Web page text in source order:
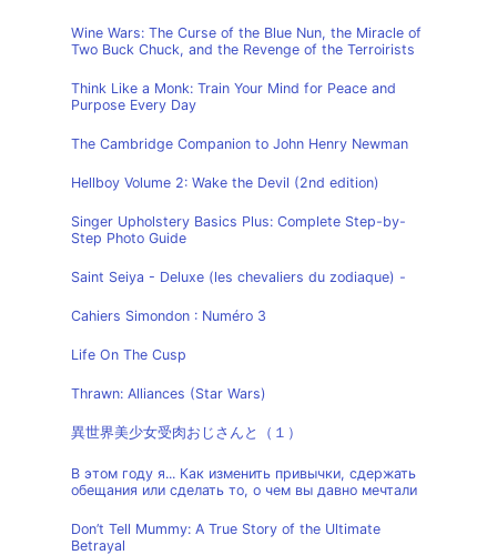
Wine Wars: The Curse of the Blue Nun, the Miracle of
Two Buck Chuck, and the Revenge of the Terroirists
Think Like a Monk: Train Your Mind for Peace and
Purpose Every Day
The Cambridge Companion to John Henry Newman
Hellboy Volume 2: Wake the Devil (2nd edition)
Singer Upholstery Basics Plus: Complete Step-by-
Step Photo Guide
Saint Seiya - Deluxe (les chevaliers du zodiaque) -
Cahiers Simondon : Numéro 3
Life On The Cusp
Thrawn: Alliances (Star Wars)
異世界美少女受肉おじさんと（１）
В этом году я... Как изменить привычки, сдержать
обещания или сделать то, о чем вы давно мечтали
Don’t Tell Mummy: A True Story of the Ultimate
Betrayal